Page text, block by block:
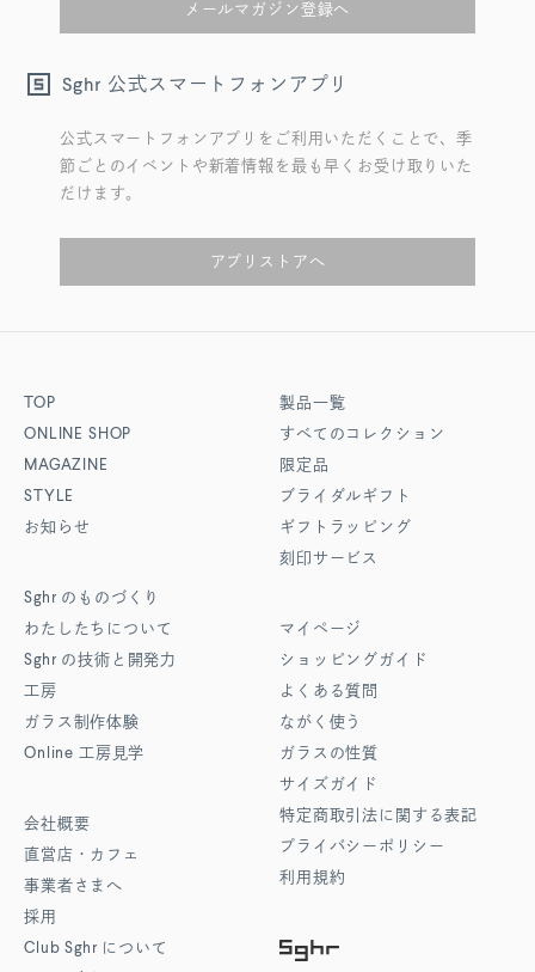
メールマガジン登録へ
Sghr 公式スマートフォンアプリ
公式スマートフォンアプリをご利用いただくことで、季
節ごとのイベントや新着情報を最も早くお受け取りいた
だけます。
アプリストアへ
TOP
ONLINE SHOP
MAGAZINE
STYLE
お知らせ
Sghr のものづくり
わたしたちについて
Sghr の技術と開発力
工房
ガラス制作体験
Online 工房見学
会社概要
直営店・カフェ
事業者さまへ
採用
Club Sghr について
製品一覧
すべてのコレクション
限定品
ブライダルギフト
ギフトラッピング
刻印サービス
マイページ
ショッピングガイド
よくある質問
ながく使う
ガラスの性質
サイズガイド
特定商取引法に関する表記
プライバシーポリシー
利用規約